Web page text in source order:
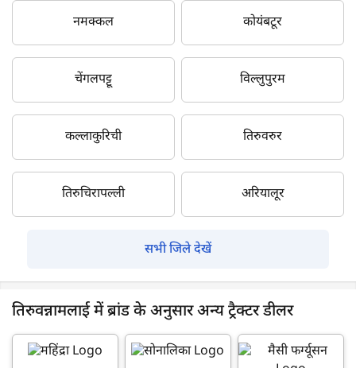
नमक्कल कोयंबटूर
चेंगलपट्टू विल्लुपुरम
कल्लाकुरिची तिरुवरुर
तिरुचिरापल्ली अरियालूर
सभी जिले देखें
तिरुवन्नामलाई में ब्रांड के अनुसार अन्य ट्रैक्टर डीलर